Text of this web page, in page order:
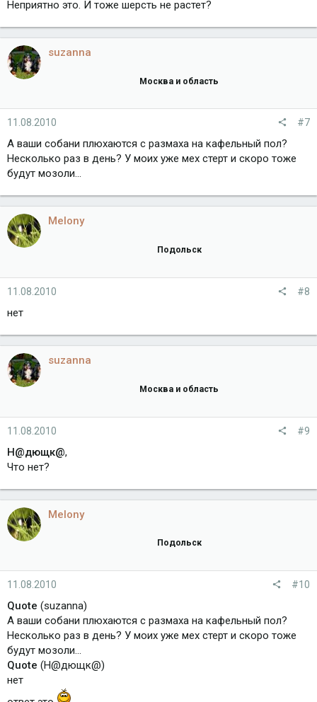
Неприятно это. И тоже шерсть не растет?
suzanna
Москва и область
11.08.2010 #7
А ваши собани плюхаются с размаха на кафельный пол?
Несколько раз в день? У моих уже мех стерт и скоро тоже
будут мозоли...
Melony
Подольск
11.08.2010 #8
нет
suzanna
Москва и область
11.08.2010 #9
Н@дющк@,
Что нет?
Melony
Подольск
11.08.2010 #10
Quote (suzanna)
А ваши собани плюхаются с размаха на кафельный пол?
Несколько раз в день? У моих уже мех стерт и скоро тоже
будут мозоли...
Quote (Н@дющк@)
нет